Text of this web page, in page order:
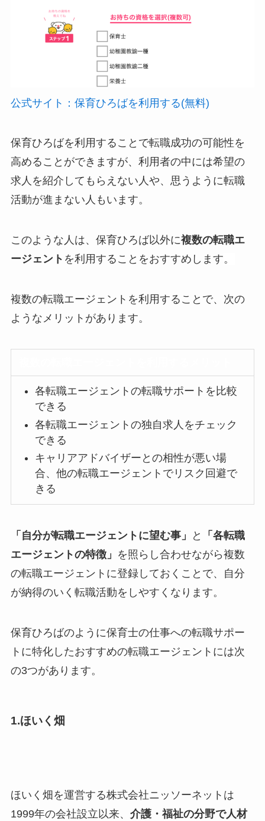
公式サイト：保育ひろばを利用する(無料)
保育ひろばを利用することで転職成功の可能性を
高めることができますが、利用者の中には希望の
求人を紹介してもらえない人や、思うように転職
活動が進まない人もいます。
このような人は、保育ひろば以外に複数の転職エ
ージェント を利用することをおすすめします。
複数の転職エージェントを利用することで、次の
ようなメリットがあります。
各転職エージェントの転職サポートを比較
できる
各転職エージェントの独自求人をチェック
できる
キャリアアドバイザーとの相性が悪い場
合、他の転職エージェントでリスク回避で
きる
「自分が転職エージェントに望む事」 と
「各転職
エージェントの特徴」 を照らし合わせながら複数
の転職エージェントに登録しておくことで、自分
が納得のいく転職活動をしやすくなります。
保育ひろばのように保育士の仕事への転職サポー
トに特化したおすすめの転職エージェントには次
の3つがあります。
1.ほいく畑
ほいく畑を運営する株式会社ニッソーネットは
1999年の会社設立以来、 介護・福祉の分野で人材